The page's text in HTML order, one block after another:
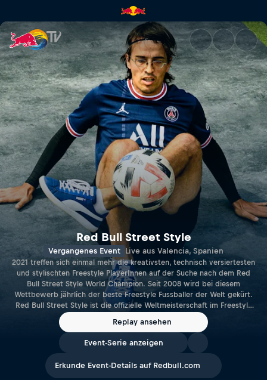
Red Bull Street Style World
Red Bull Street Style
Vergangenes Event Live aus Valencia, Spanien
2021 treffen sich einmal mehr die kreativsten, technisch versiertesten
und stylischten Freestyle PlayerInnen auf der Suche nach dem Red
Bull Street Style World Champion. Seit 2008 wird bei diesem
Wettbewerb jährlich der beste Freestyle Fussballer der Welt gekürt.
Red Bull Street Style ist die offizielle Weltmeisterschaft im Freestyle
Fussball - und überrascht jedes Jahr aufs neuen mit einzigartigen
Performances und spektakulären Tricks.
Replay ansehen
Event-Serie anzeigen
Erkunde Event-Details auf Redbull.com